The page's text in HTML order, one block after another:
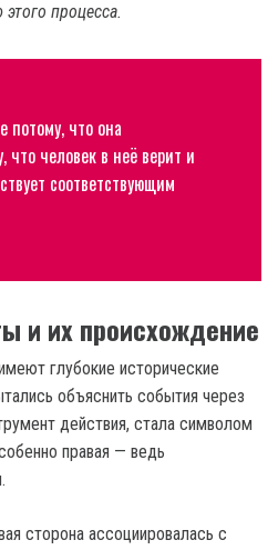
процесса.
потому, что она
что человек в неё верит и
соответствующим
и их происхождение
глубокие исторические
объяснить события через
действия, стала символом
правая — ведь
сторона ассоциировалась с